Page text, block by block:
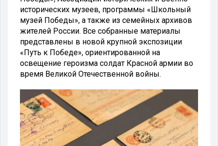
исторических музеев, программы «Школьный
музей Победы», а также из семейных архивов
жителей России. Все собранные материалы
представлены в новой крупной экспозиции
«Путь к Победе», ориентированной на
освещение героизма солдат Красной армии во
время Великой Отечественной войны.